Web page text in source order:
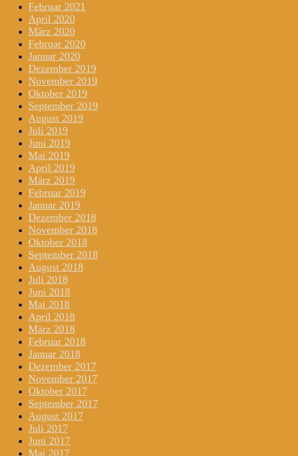
Februar 2021
April 2020
März 2020
Februar 2020
Januar 2020
Dezember 2019
November 2019
Oktober 2019
September 2019
August 2019
Juli 2019
Juni 2019
Mai 2019
April 2019
März 2019
Februar 2019
Januar 2019
Dezember 2018
November 2018
Oktober 2018
September 2018
August 2018
Juli 2018
Juni 2018
Mai 2018
April 2018
März 2018
Februar 2018
Januar 2018
Dezember 2017
November 2017
Oktober 2017
September 2017
August 2017
Juli 2017
Juni 2017
Mai 2017